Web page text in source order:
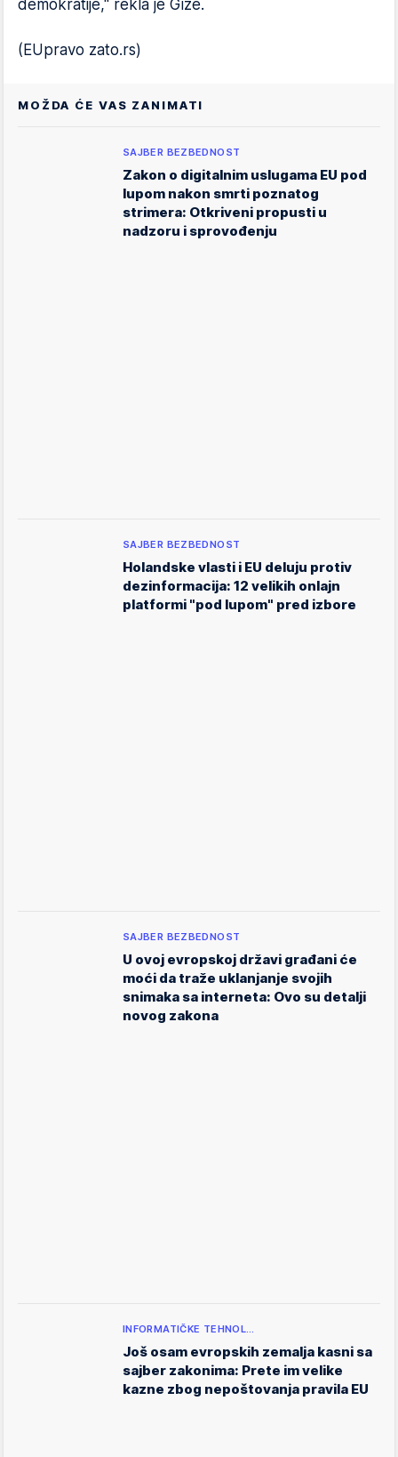
demokratije," rekla je Gize.
(EUpravo zato.rs)
MOŽDA ĆE VAS ZANIMATI
SAJBER BEZBEDNOST
Zakon o digitalnim uslugama EU pod
lupom nakon smrti poznatog
strimera: Otkriveni propusti u
nadzoru i sprovođenju
SAJBER BEZBEDNOST
Holandske vlasti i EU deluju protiv
dezinformacija: 12 velikih onlajn
platformi "pod lupom" pred izbore
SAJBER BEZBEDNOST
U ovoj evropskoj državi građani će
moći da traže uklanjanje svojih
snimaka sa interneta: Ovo su detalji
novog zakona
INFORMATIČKE TEHNOL…
Još osam evropskih zemalja kasni sa
sajber zakonima: Prete im velike
kazne zbog nepoštovanja pravila EU